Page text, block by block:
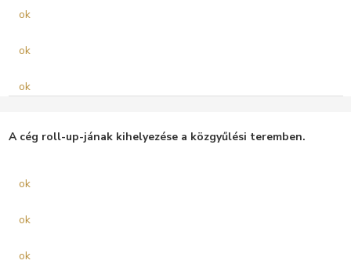
ok
ok
ok
A cég roll-up-jának kihelyezése a közgyűlési teremben.
ok
ok
ok